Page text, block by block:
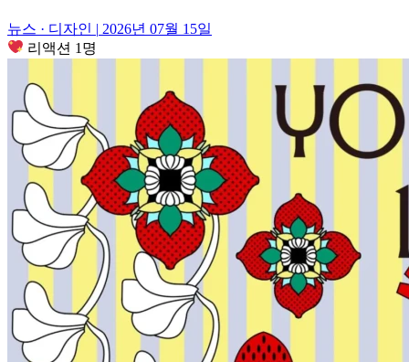
뉴스 · 디자인 | 2026년 07월 15일
리액션 1명